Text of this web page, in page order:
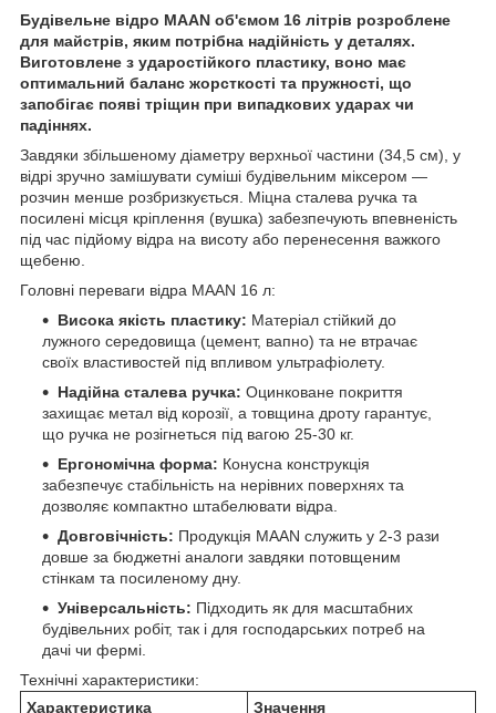
Будівельне відро MAAN об'ємом 16 літрів розроблене
для майстрів, яким потрібна надійність у деталях.
Виготовлене з ударостійкого пластику, воно має
оптимальний баланс жорсткості та пружності, що
запобігає появі тріщин при випадкових ударах чи
падіннях.
Завдяки збільшеному діаметру верхньої частини (34,5 см), у
відрі зручно замішувати суміші будівельним міксером —
розчин менше розбризкується. Міцна сталева ручка та
посилені місця кріплення (вушка) забезпечують впевненість
під час підйому відра на висоту або перенесення важкого
щебеню.
Головні переваги відра MAAN 16 л:
Висока якість пластику: Матеріал стійкий до
лужного середовища (цемент, вапно) та не втрачає
своїх властивостей під впливом ультрафіолету.
Надійна сталева ручка: Оцинковане покриття
захищає метал від корозії, а товщина дроту гарантує,
що ручка не розігнеться під вагою 25-30 кг.
Ергономічна форма: Конусна конструкція
забезпечує стабільність на нерівних поверхнях та
дозволяє компактно штабелювати відра.
Довговічність: Продукція MAAN служить у 2-3 рази
довше за бюджетні аналоги завдяки потовщеним
стінкам та посиленому дну.
Універсальність: Підходить як для масштабних
будівельних робіт, так і для господарських потреб на
дачі чи фермі.
Технічні характеристики:
Характеристика
Значення